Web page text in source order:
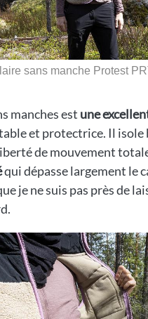
sans manche Protest
manches est une
et protectrice. Il isole
de mouvement
qui dépasse largement le
je ne suis pas près de